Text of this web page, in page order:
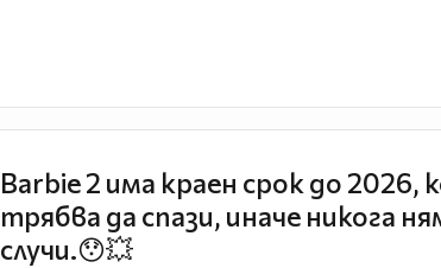
Barbie 2 има краен срок до 2026,
трябва да спази, иначе никога
случи.😯💥